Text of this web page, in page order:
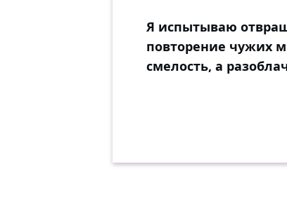
Я испытываю
повторение чужих
смелость, а